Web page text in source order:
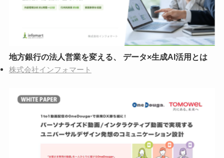
地方銀行の法人営業を変える、 データ×生成AI活用とは
株式会社インフォマート